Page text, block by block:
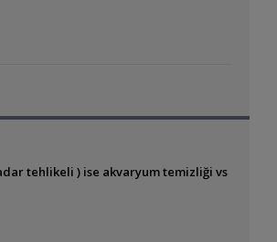
tehlikeli ) ise akvaryum temizliği vs